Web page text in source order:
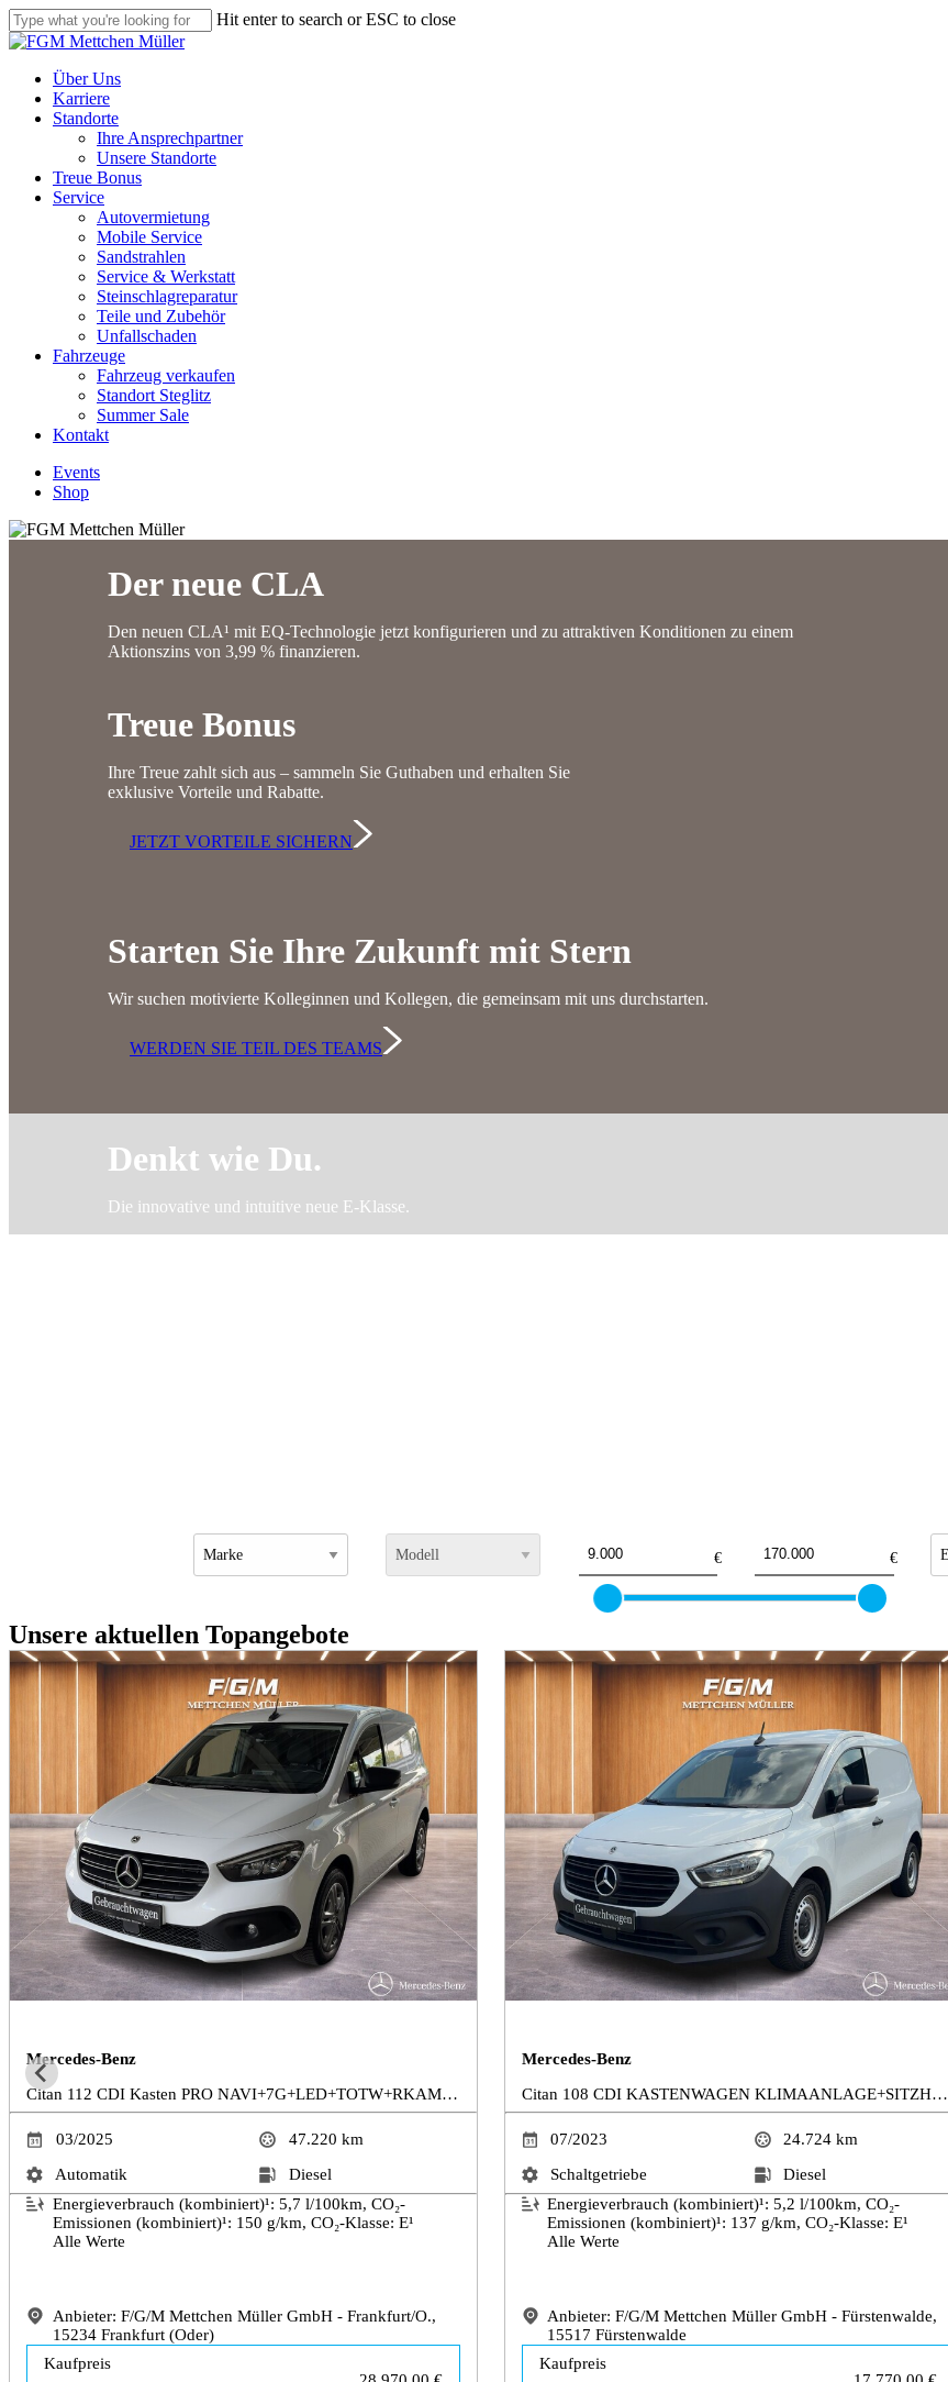
Skip
to
content
Hit enter to search or ESC to close
Close
Menu
Über Uns
Karriere
Standorte
Ihre Ansprechpartner
Unsere Standorte
Treue Bonus
Service
Autovermietung
Mobile Service
Sandstrahlen
Service & Werkstatt
Steinschlagreparatur
Teile und Zubehör
Unfallschaden
Fahrzeuge
Fahrzeug verkaufen
Standort Steglitz
Summer Sale
Kontakt
Events
Shop
Der neue CLA
Den neuen CLA¹ mit EQ-Technologie jetzt konfigurieren und zu attraktiven Konditionen zu einem
Aktionszins von 3,99 % finanzieren.
Treue Bonus
Ihre Treue zahlt sich aus – sammeln Sie Guthaben und erhalten Sie
exklusive Vorteile und Rabatte.
JETZT VORTEILE SICHERN
Starten Sie Ihre Zukunft mit Stern
Wir suchen motivierte Kolleginnen und Kollegen, die gemeinsam mit uns durchstarten.
WERDEN SIE TEIL DES TEAMS
Denkt wie Du.
Die innovative und intuitive neue E-Klasse.
‌€ ‌€
Unsere aktuellen Topangebote
Mercedes-Benz
Citan 112 CDI Kasten PRO NAVI+7G+LED+TOTW+RKAMER
03/2025 47.220 km
Automatik
Diesel
Energieverbrauch (kombiniert)¹: 5,7 l/100km, CO₂-
Emissionen (kombiniert)¹: 150 g/km, CO₂-Klasse: E¹
Alle Werte
Anbieter: F/G/M Mettchen Müller GmbH - Frankfurt/O.,
15234 Frankfurt (Oder)
Kaufpreis
Mercedes-Benz
Citan 108 CDI KASTENWAGEN KLIMAANLAGE+SITZHEIZUN
07/2023 24.724 km
Schaltgetriebe
Diesel
Energieverbrauch (kombiniert)¹:5,2 l/100km, CO₂-
Emissionen (kombiniert)¹: 137 g/km, CO₂-Klasse: E¹
Alle Werte
Anbieter: F/G/M Mettchen Müller GmbH - Fürstenwalde,
15517 Fürstenwalde
Kaufpreis